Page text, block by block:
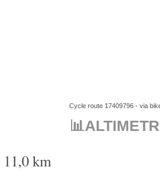
Cycle route 17409796- via
11,0 km